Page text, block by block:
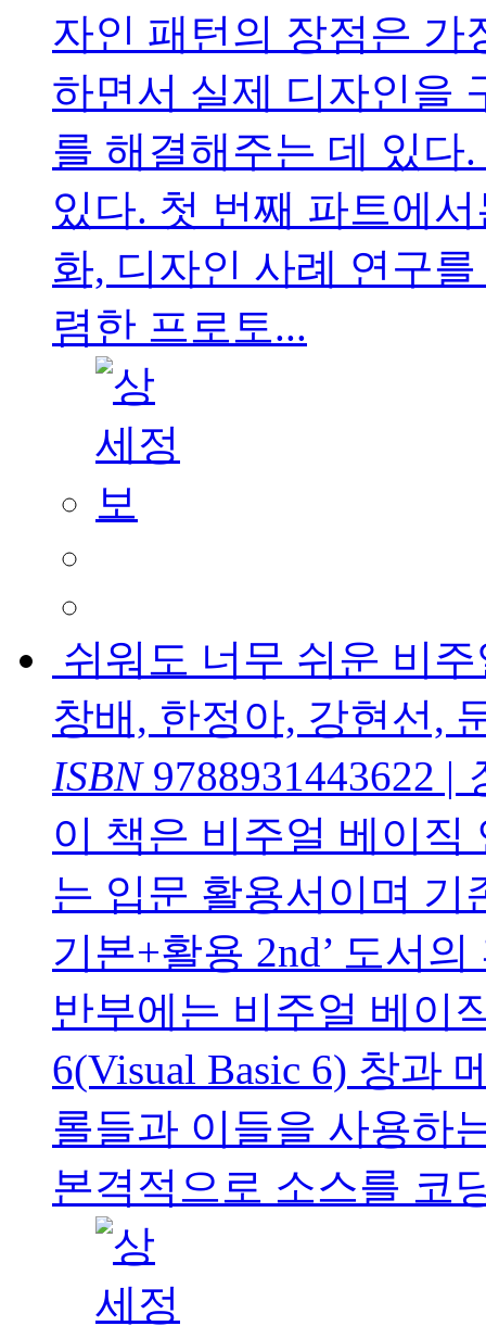
자인 패턴의 장점은 가
하면서 실제 디자인을
를 해결해주는 데 있다
있다. 첫 번째 파트에
화, 디자인 사례 연구
렴한 프로토...
쉬워도 너무 쉬운 비
창배, 한정아, 강현선,
ISBN9788931443622 |
이 책은 비주얼 베이
는 입문 활용서이며 기
기본+활용 2nd’ 도서
반부에는 비주얼 베이
6(Visual Basic 6) 창과
롤들과 이들을 사용하
본격적으로 소스를 코